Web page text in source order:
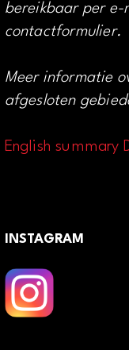
bereikbaar per
contactformulier.
Meer informatie
afgesloten
English summary
INSTAGRAM